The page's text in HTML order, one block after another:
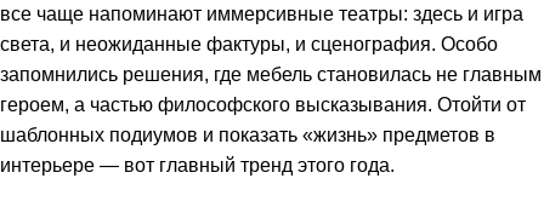
все чаще напоминают иммерсивные театры: здесь и игра
света, и неожиданные фактуры, и сценография. Особо
запомнились решения, где мебель становилась не главным
героем, а частью философского высказывания. Отойти от
шаблонных подиумов и показать «жизнь» предметов в
интерьере — вот главный тренд этого года.